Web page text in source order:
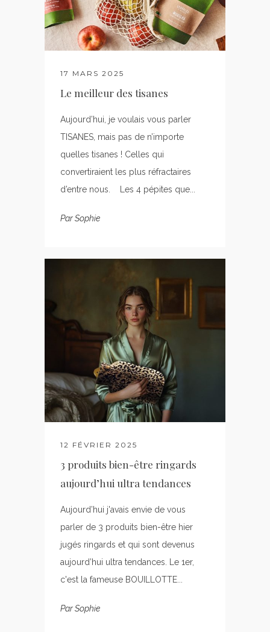
17 MARS 2025
Le meilleur des tisanes
Aujourd’hui, je voulais vous parler
TISANES, mais pas de n’importe
quelles tisanes ! Celles qui
convertiraient les plus réfractaires
d’entre nous. Les 4 pépites que...
ParSophie
12 FÉVRIER 2025
3 produits bien-être ringards
aujourd’hui ultra tendances
Aujourd’hui j'avais envie de vous
parler de 3 produits bien-être hier
jugés ringards et qui sont devenus
aujourd’hui ultra tendances. Le 1er,
c'est la fameuse BOUILLOTTE...
ParSophie